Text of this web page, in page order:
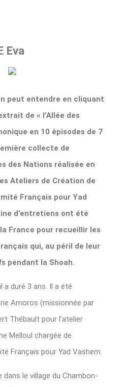
Eva
peut entendre en cliquant
de « l’Allée des
en 10 épisodes de 7
collecte de
des Nations réalisée en
Ateliers de Création de
Français pour Yad
d’entretiens ont été
France pour recueillir les
qui, au péril de leur
pendant la Shoah.
a duré 3 ans. Il a été
Amoros (missionnée par
Thébault pour l’atelier
Melloul chargée de
Français pour Yad Vashem.
le village du Chambon-